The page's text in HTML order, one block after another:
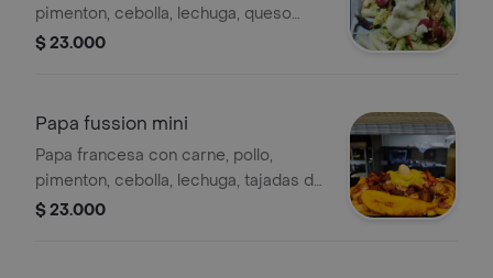
pimenton, cebolla, lechuga, queso
gratinado y huevo de codorniz
$ 23.000
Papa fussion mini
Papa francesa con carne, pollo,
pimenton, cebolla, lechuga, tajadas de
platano maduro y huevo de codorniz
$ 23.000